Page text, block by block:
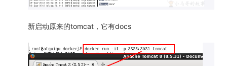
新启动原来的tomcat，它有docs